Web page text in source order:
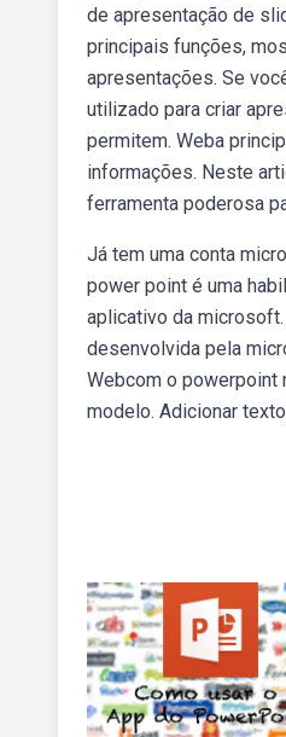
de apresentação de
principais funções,
apresentações. Se
utilizado para criar
permitem. Weba
informações. Neste
ferramenta poderosa
Já tem uma conta
power point é uma
aplicativo da
desenvolvida pela
Webcom o powerpoint
modelo. Adicionar